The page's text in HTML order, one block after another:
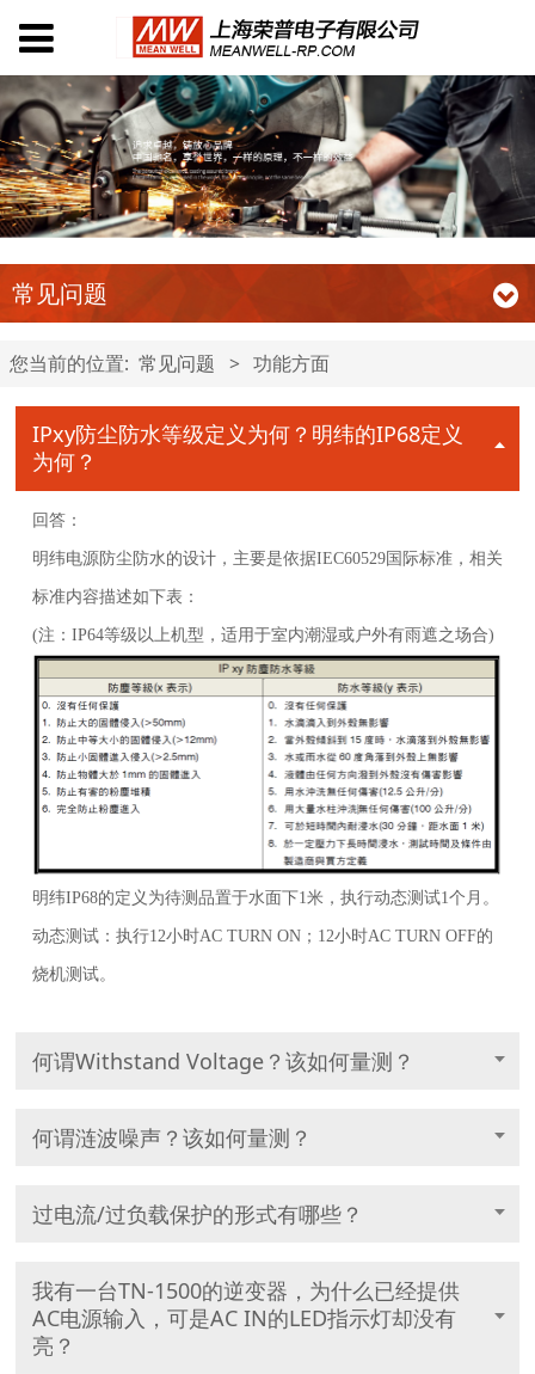
常见问题
您当前的位置: 常见问题 > 功能方面
IPxy防尘防水等级定义为何？明纬的IP68定义
为何？
回答：
明纬电源防尘防水的设计，主要是依据IEC60529国际标准，相关
标准内容描述如下表：
(注：IP64等级以上机型，适用于室内潮湿或户外有雨遮之场合)
明纬IP68的定义为待测品置于水面下1米，执行动态测试1个月。
动态测试：执行12小时AC TURN ON；12小时AC TURN OFF的
烧机测试。
何谓Withstand Voltage？该如何量测？
何谓涟波噪声？该如何量测？
过电流/过负载保护的形式有哪些？
我有一台TN-1500的逆变器，为什么已经提供
AC电源输入，可是AC IN的LED指示灯却没有
亮？